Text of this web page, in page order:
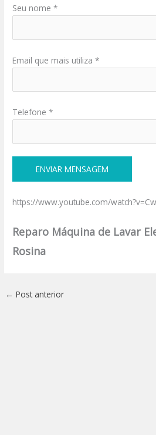
Seu nome *
Email que mais utiliza *
Telefone *
https://www.youtube.com/
Reparo Máquina de Lavar
Rosina
← Post anterior